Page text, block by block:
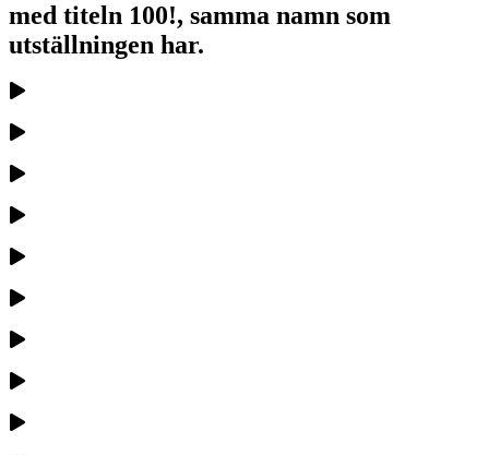
med titeln 100!, samma namn som
utställningen har.